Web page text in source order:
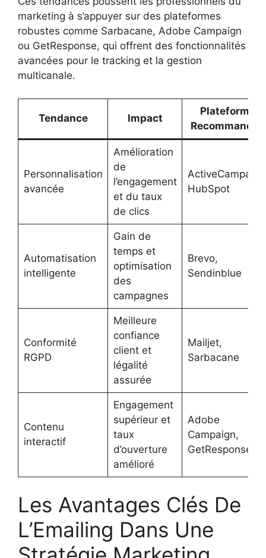
marketing à s’appuyer sur des plateformes
robustes comme Sarbacane, Adobe Campaign
ou GetResponse, qui offrent des fonctionnalités
avancées pour le tracking et la gestion
multicanale.
Tendance Impact
Plateforme
Recommandée
Personnalisation
avancée
Amélioration
de
l’engagement
et du taux
de clics
HubSpot
Automatisation
intelligente
Gain de
temps et
optimisation
des
campagnes
Brevo,
Sendinblue
Conformité
RGPD
Meilleure
confiance
client et
légalité
assurée
Mailjet,
Sarbacane
Contenu
interactif
Engagement
supérieur et
taux
d’ouverture
amélioré
Adobe
Campaign,
GetResponse
Les Avantages Clés De
L’Emailing Dans Une